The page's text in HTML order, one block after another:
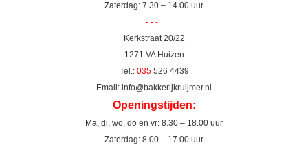
Zaterdag: 7.30 – 14.00 uur
- - -
Kerkstraat 20/22
1271 VA Huizen
Tel.: 035 526 4439
Email: info@bakkerijkruijmer.nl
Openingstijden:
Ma, di, wo, do en vr: 8.30 – 18.00 uur
Zaterdag: 8.00 – 17.00 uur